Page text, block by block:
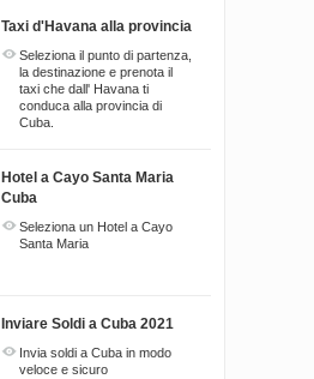
Taxi d'Havana alla provincia
Seleziona il punto di partenza,
la destinazione e prenota il
taxi che dall' Havana ti
conduca alla provincia di
Cuba.
Hotel a Cayo Santa Maria
Cuba
Seleziona un Hotel a Cayo
Santa Maria
Inviare Soldi a Cuba 2021
Invia soldi a Cuba in modo
veloce e sicuro